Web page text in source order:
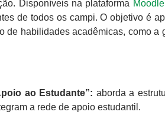
Disponíveis na plataforma
de todos os campi. O objetivo é
de habilidades acadêmicas, como a
ao Estudante”: aborda a
a rede de apoio estudantil.